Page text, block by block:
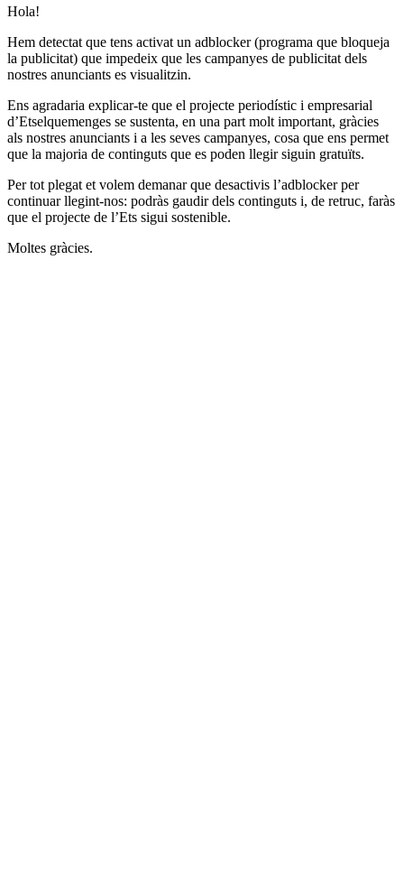
Hola!
Hem detectat que tens activat un adblocker (programa que bloqueja
la publicitat) que impedeix que les campanyes de publicitat dels
nostres anunciants es visualitzin.
Ens agradaria explicar-te que el projecte periodístic i empresarial
d’Etselquemenges se sustenta, en una part molt important, gràcies
als nostres anunciants i a les seves campanyes, cosa que ens permet
que la majoria de continguts que es poden llegir siguin gratuïts.
Per tot plegat et volem demanar que desactivis l’adblocker per
continuar llegint-nos: podràs gaudir dels continguts i, de retruc, faràs
que el projecte de l’Ets sigui sostenible.
Moltes gràcies.